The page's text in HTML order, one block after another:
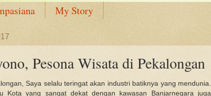
My Story
Pesona Wisata di Pekalongan
Saya selalu teringat akan industri batiknya yang mendunia.
Kota yang sangat dekat dengan kawasan Banjarnegara juga